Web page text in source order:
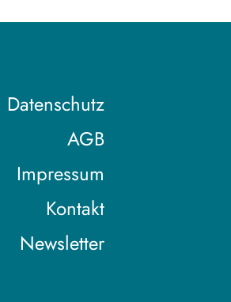
Datenschutz
AGB
Impressum
Kontakt
Newsletter